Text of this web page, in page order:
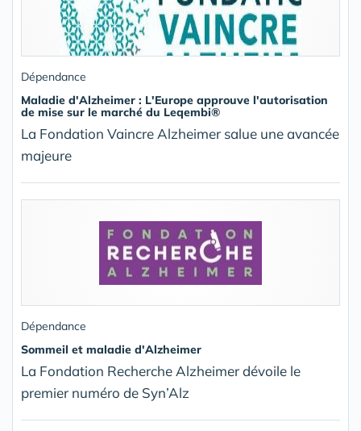
Dépendance
Maladie d'Alzheimer : L'Europe approuve l'autorisation
de mise sur le marché du Leqembi®
La Fondation Vaincre Alzheimer salue une avancée
majeure
Dépendance
Sommeil et maladie d'Alzheimer
La Fondation Recherche Alzheimer dévoile le
premier numéro de Syn’Alz